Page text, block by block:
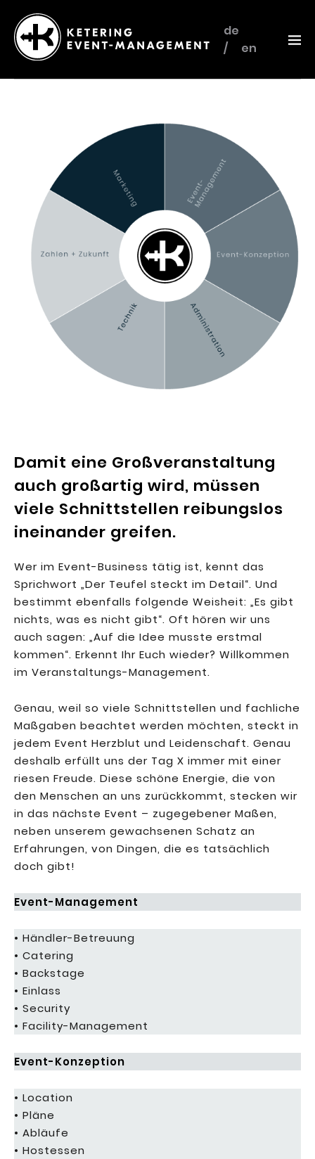
de
en
Damit eine Großveranstaltung
auch großartig wird, müssen
viele Schnittstellen reibungslos
ineinander greifen.
Wer im Event-Business tätig ist, kennt das
Sprichwort „Der Teufel steckt im Detail“. Und
bestimmt ebenfalls folgende Weisheit: „Es gibt
nichts, was es nicht gibt“. Oft hören wir uns
auch sagen: „Auf die Idee musste erstmal
kommen“. Erkennt Ihr Euch wieder? Willkommen
im Veranstaltungs-Management.
Genau, weil so viele Schnittstellen und fachliche
Maßgaben beachtet werden möchten, steckt in
jedem Event Herzblut und Leidenschaft. Genau
deshalb erfüllt uns der Tag X immer mit einer
riesen Freude. Diese schöne Energie, die von
den Menschen an uns zurückkommt, stecken wir
in das nächste Event – zugegebener Maßen,
neben unserem gewachsenen Schatz an
Erfahrungen, von Dingen, die es tatsächlich
doch gibt!
Event-Management
• Händler-Betreuung
• Catering
• Backstage
• Einlass
• Security
• Facility-Management
Event-Konzeption
• Location
• Pläne
• Abläufe
• Hostessen